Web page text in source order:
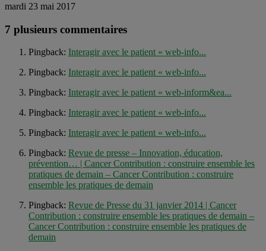
mardi 23 mai 2017
7 plusieurs commentaires
Pingback: Interagir avec le patient « web-info...
Pingback: Interagir avec le patient « web-info...
Pingback: Interagir avec le patient « web-inform&ea...
Pingback: Interagir avec le patient « web-info...
Pingback: Interagir avec le patient « web-info...
Pingback: Revue de presse – Innovation, éducation,
prévention… | Cancer Contribution : construire ensemble les
pratiques de demain – Cancer Contribution : construire
ensemble les pratiques de demain
Pingback: Revue de Presse du 31 janvier 2014 | Cancer
Contribution : construire ensemble les pratiques de demain –
Cancer Contribution : construire ensemble les pratiques de
demain